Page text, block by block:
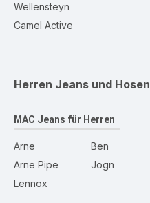
Wellensteyn
Camel Active
Herren Jeans und Hosen
MAC Jeans für Herren
Arne
Arne Pipe
Lennox
Ben
Jogn